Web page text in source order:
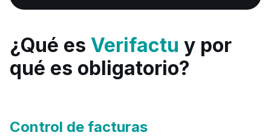
¿Qué es Verifactu y por
qué es obligatorio?
Control de facturas